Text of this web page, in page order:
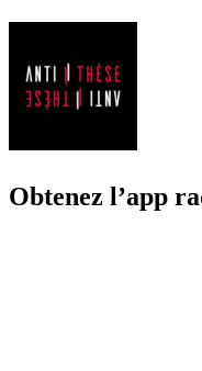
Obtenez l’app